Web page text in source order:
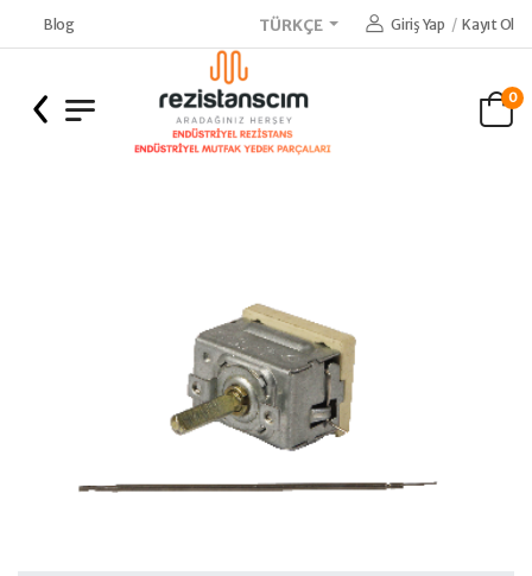
Blog TÜRKÇE Giriş Yap / Kayıt Ol
0